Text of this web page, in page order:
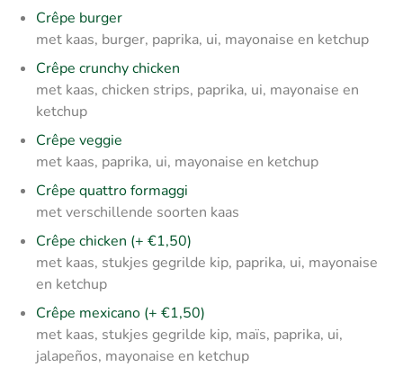
Crêpe burger
met kaas, burger, paprika, ui, mayonaise en ketchup
Crêpe crunchy chicken
met kaas, chicken strips, paprika, ui, mayonaise en
ketchup
Crêpe veggie
met kaas, paprika, ui, mayonaise en ketchup
Crêpe quattro formaggi
met verschillende soorten kaas
Crêpe chicken (+ €1,50)
met kaas, stukjes gegrilde kip, paprika, ui, mayonaise
en ketchup
Crêpe mexicano (+ €1,50)
met kaas, stukjes gegrilde kip, maïs, paprika, ui,
jalapeños, mayonaise en ketchup